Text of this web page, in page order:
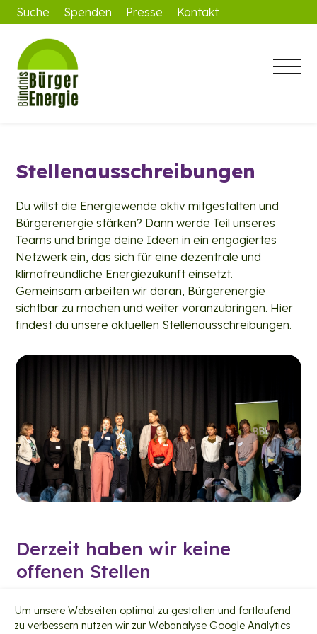
Suche Spenden Presse Kontakt
Stellenausschreibungen
Du willst die Energiewende aktiv mitgestalten und
Bürgerenergie stärken? Dann werde Teil unseres
Teams und bringe deine Ideen in ein engagiertes
Netzwerk ein, das sich für eine dezentrale und
klimafreundliche Energiezukunft einsetzt.
Gemeinsam arbeiten wir daran, Bürgerenergie
sichtbar zu machen und weiter voranzubringen. Hier
findest du unsere aktuellen Stellenausschreibungen.
Derzeit haben wir keine
offenen Stellen
Um unsere Webseiten optimal zu gestalten und fortlaufend
zu verbessern nutzen wir zur Webanalyse Google Analytics